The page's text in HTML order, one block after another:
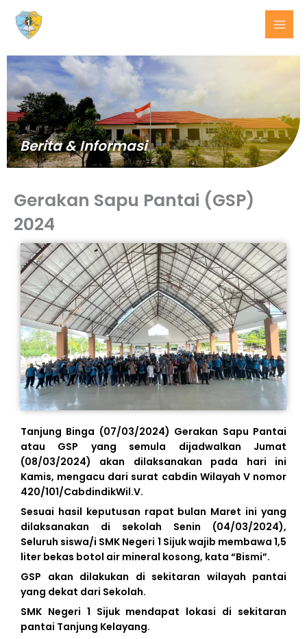
konten
Berita & Informasi
Gerakan Sapu Pantai (GSP)
2024
Tanjung Binga (07/03/2024) Gerakan Sapu Pantai
atau GSP yang semula dijadwalkan Jumat
(08/03/2024) akan dilaksanakan pada hari ini
Kamis, mengacu dari surat cabdin Wilayah V nomor
420/101/CabdindikWil.V.
Sesuai hasil keputusan rapat bulan Maret ini yang
dilaksanakan di sekolah Senin (04/03/2024),
Seluruh siswa/i SMK Negeri 1 Sijuk wajib membawa 1,5
liter bekas botol air mineral kosong, kata “Bismi”.
GSP akan dilakukan di sekitaran wilayah pantai
yang dekat dari Sekolah.
SMK Negeri 1 Sijuk mendapat lokasi di sekitaran
pantai Tanjung Kelayang.
BERITA
TERKINI